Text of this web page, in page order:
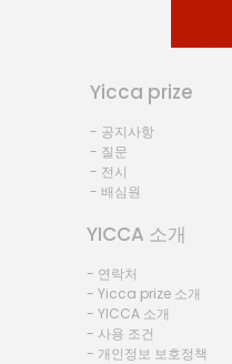
Yicca prize
- 공지사항
- 질문
- 전시
- 배심원
YICCA 소개
- 연락처
- Yicca prize 소개
- YICCA 소개
- 사용 조건
- 개인정보 보호정책